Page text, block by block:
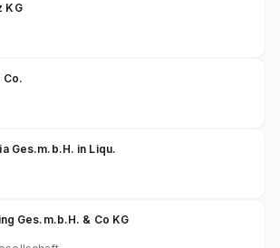
KG
Co.
Ges.m.b.H. in Liqu.
Ges.m.b.H. & Co KG